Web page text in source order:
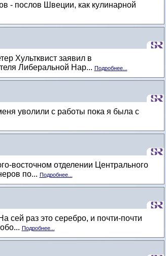
- послов Швеции, как кулинарной
Хультквист заявил в
Либеральной Нар... Подробнее...
уволили с работы пока я была с
восточном отделении Центрального
по... Подробнее...
сей раз это серебро, и почти-почти
Подробнее...